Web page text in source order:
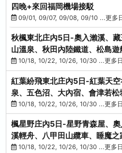
四晚+來回福岡機場接駁
09/01, 09/07, 09/08, 09/10 ...更多
秋楓東北庄內5日-奧入瀨溪、
山溫泉、秋田內陸鐵道、松島
10/18, 10/22, 10/26, 10/30 ...更多
紅葉紛飛東北庄內5日-紅葉天
泉、五色沼、大內宿、會津若
10/18, 10/22, 10/26, 10/30 ...更多
楓星野庄內5日-星野青森屋、
溪輕舟、八甲田山纜車、睡魔之
(庄內/庄內)
10/18, 10/22, 10/26, 10/30 ...更多